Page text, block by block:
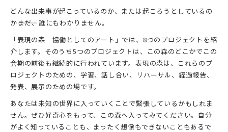
どんな出来事が起こっているのか、または起ころうとしているの
か―――まだ、誰にもわかりません。
「表現の森 協働としてのアート」では、8つのプロジェクトを紹
介します。そのうち5つのプロジェクトは、この森のどこかでこの
会期の前後も継続的に行われています。表現の森は、これらのプ
ロジェクトのための、学習、話し合い、リハーサル、経過報告、
発表、展示のための場です。
あなたは未知の世界に入っていくことで緊張しているかもしれま
せん。ぜひ好奇心をもって、この森へ入ってみてください。自分
がよく知っていることも、まったく想像もできないこともあるで